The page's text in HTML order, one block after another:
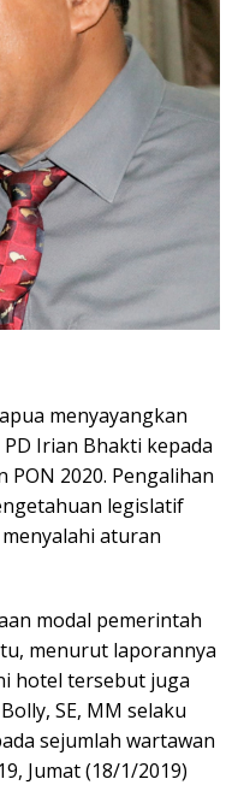
menyayangkan
Irian Bhakti kepada
2020. Pengalihan
legislatif
aturan
modal pemerintah
menurut laporannya
hotel tersebut juga
SE, MM selaku
sejumlah wartawan
Jumat (18/1/2019)